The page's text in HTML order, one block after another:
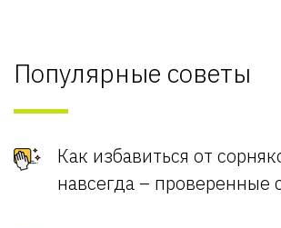
Популярные советы
Как избавиться от
навсегда – проверенные